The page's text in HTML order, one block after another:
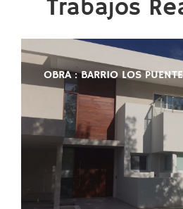
Trabajos
OBRA : BARRIO LOS